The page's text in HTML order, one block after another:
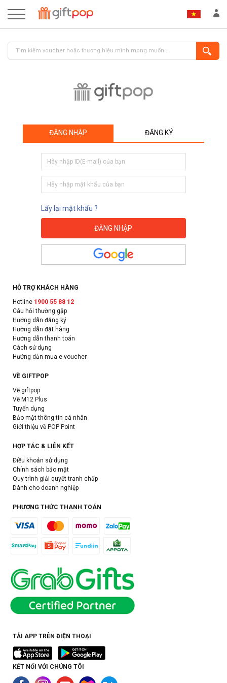
ĐĂNG NHẬP ĐĂNG KÝ
Lấy lại mật khẩu ?
HỖ TRỢ KHÁCH HÀNG
Hotline 1900 55 88 12
Câu hỏi thường gặp
Hướng dẫn đăng ký
Hướng dẫn đặt hàng
Hướng dẫn thanh toán
Cách sử dụng
Hướng dẫn mua e-voucher
VỀ GIFTPOP
Về giftpop
Về M12 Plus
Tuyển dụng
Bảo mật thông tin cá nhân
Giới thiệu về POP Point
HỢP TÁC & LIÊN KẾT
Điều khoản sử dụng
Chính sách bảo mật
Quy trình giải quyết tranh chấp
Dành cho doanh nghiệp
PHƯƠNG THỨC THANH TOÁN
TẢI APP TRÊN ĐIỆN THOẠI
KẾT NỐI VỚI CHÚNG TÔI